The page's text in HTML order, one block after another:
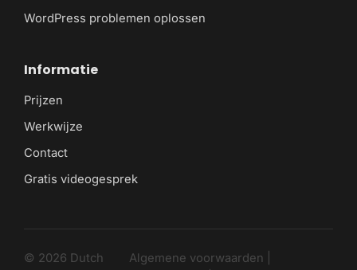
WordPress problemen oplossen
Informatie
Prijzen
Werkwijze
Contact
Gratis videogesprek
© 2026 Dutch
Algemene voorwaarden